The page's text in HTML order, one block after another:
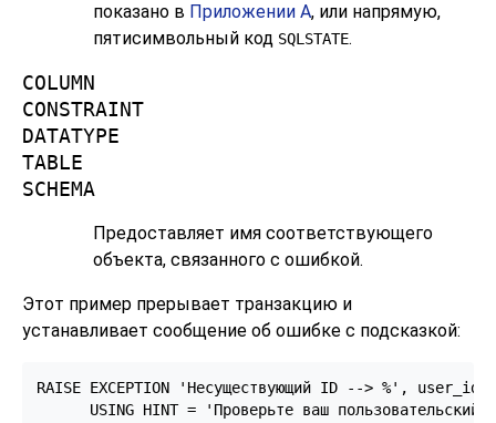
показано в Приложении A, или напрямую,
пятисимвольный код SQLSTATE.
COLUMN
CONSTRAINT
DATATYPE
TABLE
SCHEMA
Предоставляет имя соответствующего
объекта, связанного с ошибкой.
Этот пример прерывает транзакцию и
устанавливает сообщение об ошибке с подсказкой:
RAISE EXCEPTION 'Несуществующий ID --> %', user_id
USING HINT = 'Проверьте ваш пользовательский